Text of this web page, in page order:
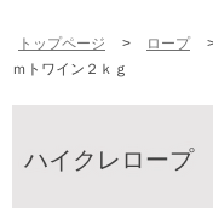
トップページ ロープ
ｍトワイン２ｋｇ
ハイクレロープ